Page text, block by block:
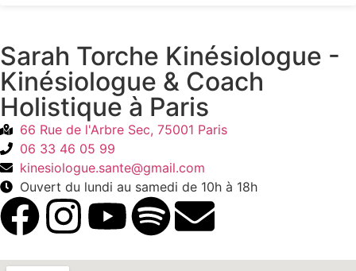
Sarah Torche Kinésiologue -
Kinésiologue & Coach
Holistique à Paris
66 Rue de l'Arbre Sec, 75001 Paris
06 33 46 05 99
kinesiologue.sante@gmail.com
Ouvert du lundi au samedi de 10h à 18h